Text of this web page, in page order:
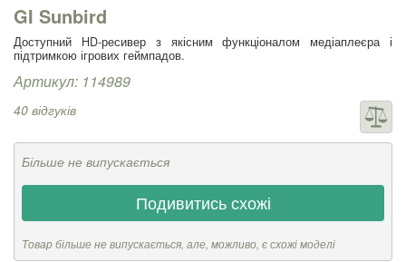
GI Sunbird
Доступний HD-ресивер з якісним функціоналом медіаплеєра і
підтримкою ігрових геймпадов.
Артикул: 114989
40 відгуків
Більше не випускається
Подивитись схожі
Товар більше не випускається, але, можливо, є схожі моделі